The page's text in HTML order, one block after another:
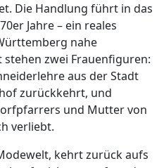
Die Handlung führt in das
Jahre – ein reales
nahe
zwei Frauenfiguren:
aus der Stadt
zurückkehrt, und
und Mutter von
verliebt.
kehrt zurück aufs